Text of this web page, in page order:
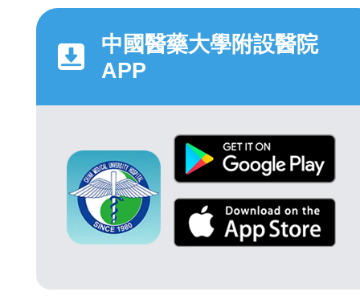
中國醫藥大學附設醫院
APP